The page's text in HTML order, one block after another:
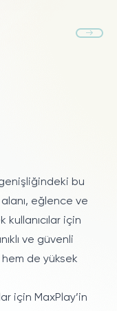
bu
alanı, eğlence ve
için
ve güvenli
hem de yüksek
için MaxPlay’in